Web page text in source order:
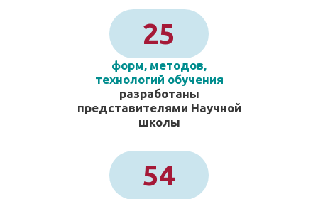
25
форм, методов,
технологий обучения
разработаны
представителями Научной
школы
54